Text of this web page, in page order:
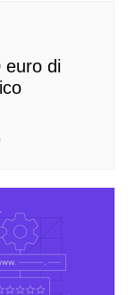
euro di